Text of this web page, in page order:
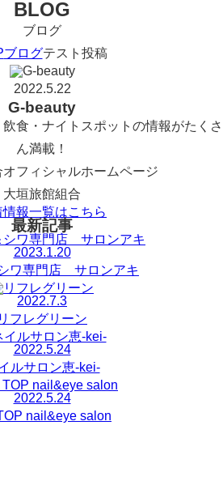
BLOG
ブログ
ブログテスト投稿
2022.5.22
G-beauty
食・ナイトスポットの情報がたくさ
ん満載！
フィシャルホームページ
大垣旅館組合
情報一覧はこちら
最新記事
2023.1.20
ワ専門店 サロンアキ
2022.7.3
リフレグリーン
2022.5.24
ルサロン恵-kei-
2022.5.24
nail&eye salon